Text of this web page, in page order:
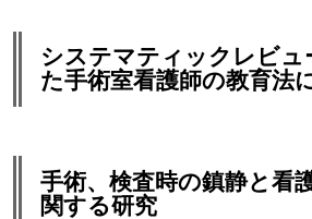
システマティックレビュ
た手術室看護師の教育法
手術、検査時の鎮静と看
関する研究